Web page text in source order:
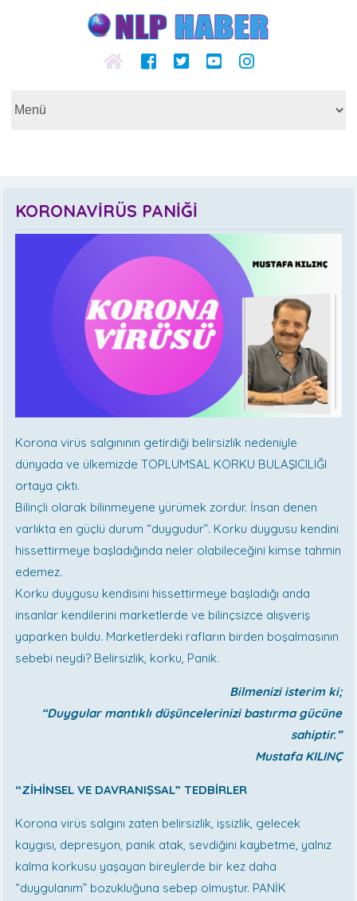
KORONAVİRÜS PANİĞİ
Korona virüs salgınının getirdiği belirsizlik nedeniyle
dünyada ve ülkemizde TOPLUMSAL KORKU BULAŞICILIĞI
ortaya çıktı.
Bilinçli olarak bilinmeyene yürümek zordur. İnsan denen
varlıkta en güçlü durum “duygudur”. Korku duygusu kendini
hissettirmeye başladığında neler olabileceğini kimse tahmin
edemez.
Korku duygusu kendisini hissettirmeye başladığı anda
insanlar kendilerini marketlerde ve bilinçsizce alışveriş
yaparken buldu. Marketlerdeki rafların birden boşalmasının
sebebi neydi? Belirsizlik, korku, Panik.
Bilmenizi isterim ki;
“Duygular mantıklı düşüncelerinizi bastırma gücüne
sahiptir.”
Mustafa KILINÇ
“ZİHİNSEL VE DAVRANIŞSAL” TEDBİRLER
Korona virüs salgını zaten belirsizlik, işsizlik, gelecek
kaygısı, depresyon, panik atak, sevdiğini kaybetme, yalnız
kalma korkusu yaşayan bireylerde bir kez daha
“duygulanım” bozukluğuna sebep olmuştur. PANİK